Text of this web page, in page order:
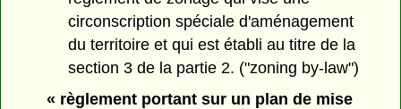
circonscription spéciale d'aménagement
du territoire et qui est établi au titre de la
section 3 de la partie 2. ("zoning by-law")
« règlement portant sur un plan de mise